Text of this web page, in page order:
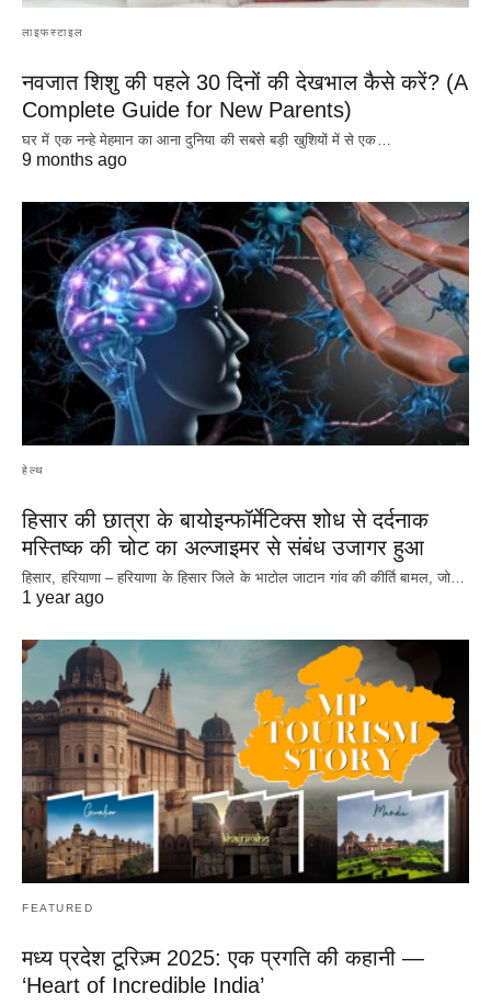
लाइफस्टाइल
नवजात शिशु की पहले 30 दिनों की देखभाल कैसे करें? (A
Complete Guide for New Parents)
घर में एक नन्हे मेहमान का आना दुनिया की सबसे बड़ी खुशियों में से एक…
9 months ago
हेल्थ
हिसार की छात्रा के बायोइन्फॉर्मेटिक्स शोध से दर्दनाक
मस्तिष्क की चोट का अल्जाइमर से संबंध उजागर हुआ
हिसार, हरियाणा – हरियाणा के हिसार जिले के भाटोल जाटान गांव की कीर्ति बामल, जो…
1 year ago
FEATURED
मध्य प्रदेश टूरिज़्म 2025: एक प्रगति की कहानी —
‘Heart of Incredible India’